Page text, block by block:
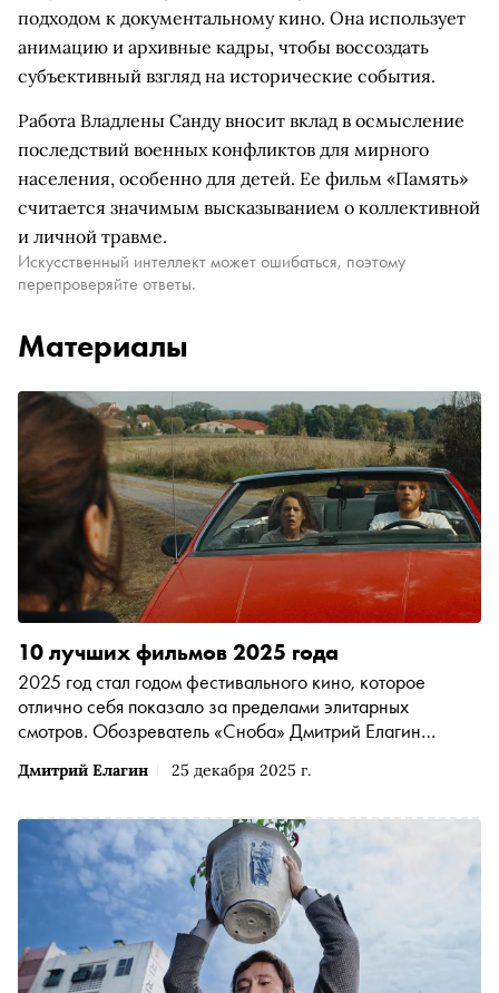
подходом к документальному кино. Она использует
анимацию и архивные кадры, чтобы воссоздать
субъективный взгляд на исторические события.
Работа Владлены Санду вносит вклад в осмысление
последствий военных конфликтов для мирного
населения, особенно для детей. Ее фильм «Память»
считается значимым высказыванием о коллективной
и личной травме.
Искусственный интеллект может ошибаться, поэтому
перепроверяйте ответы.
Материалы
Дмитрий Елагин 25 декабря 2025 г.
10 лучших фильмов 2025 года
2025 год стал годом фестивального кино, которое
отлично себя показало за пределами элитарных
смотров. Обозреватель «Сноба» Дмитрий Елагин